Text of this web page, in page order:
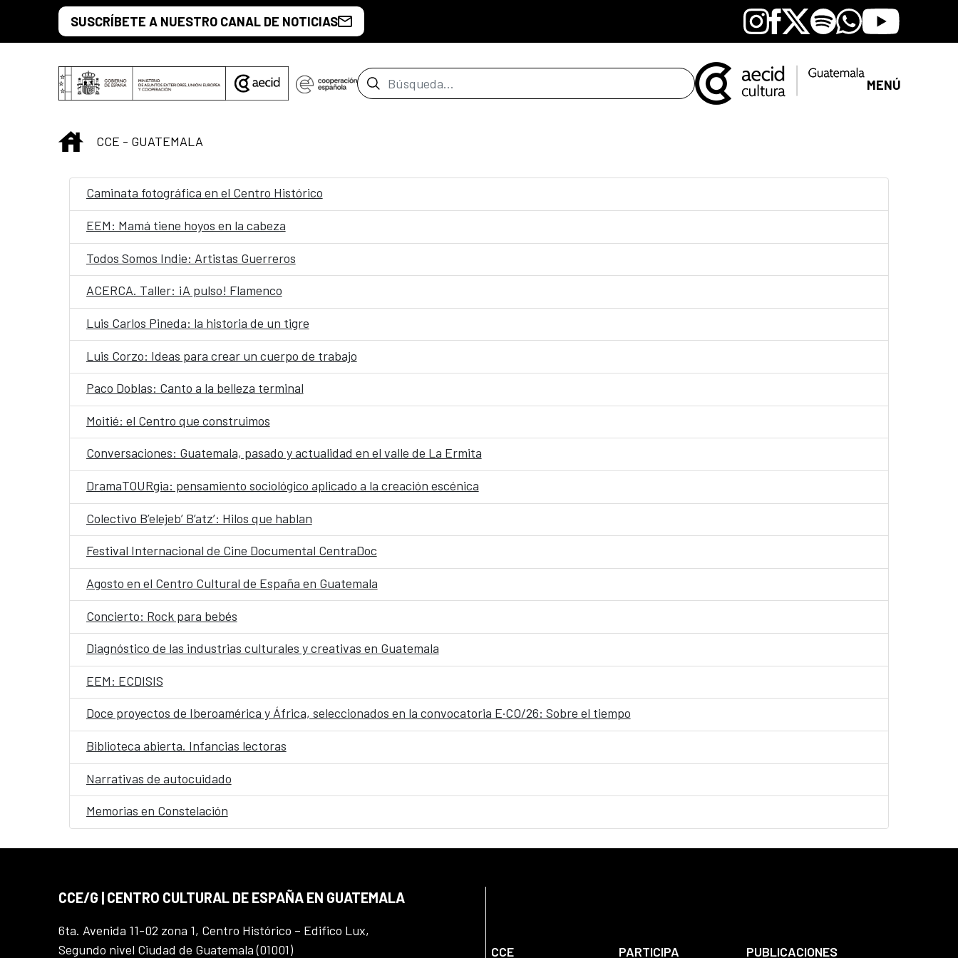
Saltar al contenido principal
SUSCRÍBETE A NUESTRO CANAL DE NOTICIAS Instagram
Facebook
X SpotifyWhatsapp
Youtube
Barra de búsqueda MENÚ
INICIO
CCE - GUATEMALA
Caminata fotográfica en el Centro Histórico
EEM: Mamá tiene hoyos en la cabeza
Todos Somos Indie: Artistas Guerreros
ACERCA. Taller: ¡A pulso! Flamenco
Luis Carlos Pineda: la historia de un tigre
Luis Corzo: Ideas para crear un cuerpo de trabajo
Paco Doblas: Canto a la belleza terminal
Moitié: el Centro que construimos
Conversaciones: Guatemala, pasado y actualidad en el valle de La Ermita
DramaTOURgia: pensamiento sociológico aplicado a la creación escénica
Colectivo B’elejeb’ B’atz’: Hilos que hablan
Festival Internacional de Cine Documental CentraDoc
Agosto en el Centro Cultural de España en Guatemala
Concierto: Rock para bebés
Diagnóstico de las industrias culturales y creativas en Guatemala
EEM: ECDISIS
Doce proyectos de Iberoamérica y África, seleccionados en la convocatoria E·CO/26: Sobre el tiempo
Biblioteca abierta. Infancias lectoras
Narrativas de autocuidado
Memorias en Constelación
CCE/G | CENTRO CULTURAL DE ESPAÑA EN GUATEMALA
6ta. Avenida 11-02 zona 1, Centro Histórico – Edifico Lux,
Segundo nivel Ciudad de Guatemala (01001)
CCE PARTICIPA PUBLICACIONES